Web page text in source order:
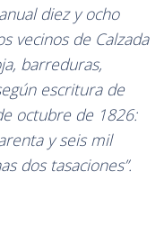
diez y ocho
vecinos de Calzada
barreduras,
escritura de
octubre de 1826:
y seis mil
dos tasaciones”.